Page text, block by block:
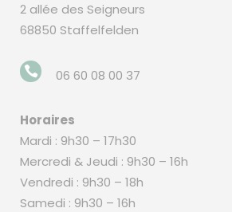
2 allée des Seigneurs
68850 Staffelfelden
06 60 08 00 37
Horaires
Mardi : 9h30 – 17h30
Mercredi & Jeudi : 9h30 – 16h
Vendredi : 9h30 – 18h
Samedi : 9h30 – 16h